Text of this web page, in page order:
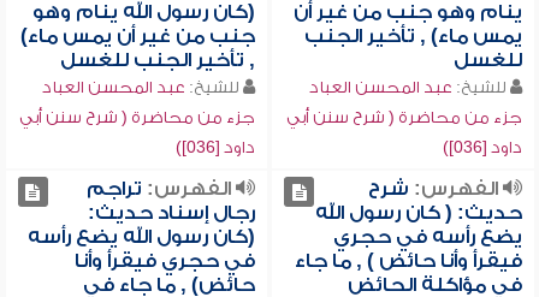
ينام وهو جنب من غير أن
يمس ماء) , تأخير الجنب
للغسل
للشيخ: عبد المحسن العباد
جزء من محاضرة ( شرح سنن أبي
داود [036])
(كان رسول الله ينام وهو
جنب من غير أن يمس ماء)
, تأخير الجنب للغسل
للشيخ: عبد المحسن العباد
جزء من محاضرة ( شرح سنن أبي
داود [036])
الفهرس: شرح
حديث: ( كان رسول الله
يضع رأسه في حجري
فيقرأ وأنا حائض ) , ما جاء
في مؤاكلة الحائض
الفهرس: تراجم
رجال إسناد حديث:
(كان رسول الله يضع رأسه
في حجري فيقرأ وأنا
حائض) , ما جاء في